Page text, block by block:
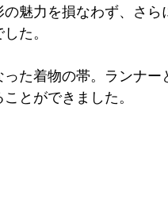
魅力を損なわず、さら
た。
た着物の帯。ランナ
とができました。